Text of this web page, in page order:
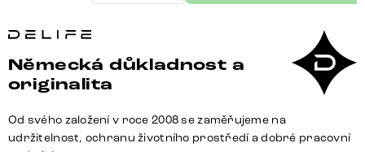
oválný
270×120
cm
keramika
Německá důkladnost a
originalita
Od svého založení v roce 2008 se zaměřujeme na
udržitelnost, ochranu životního prostředí a dobré pracovní